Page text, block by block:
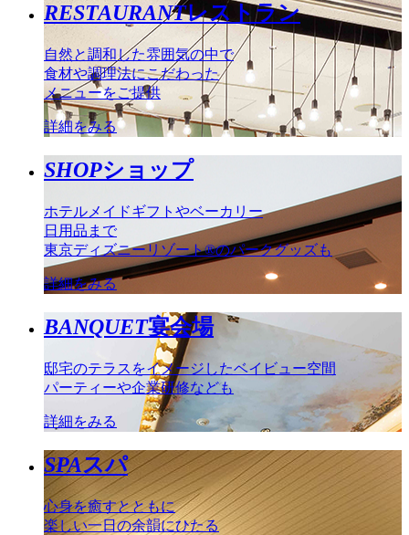
RESTAURANTレストラン
自然と調和した雰囲気の中で
食材や調理法にこだわった
メニューをご提供
詳細をみる
SHOPショップ
ホテルメイドギフトやベーカリー
日用品まで
東京ディズニーリゾート®のパークグッズも
詳細をみる
BANQUET宴会場
邸宅のテラスをイメージしたベイビュー空間
パーティーや企業研修なども
詳細をみる
SPAスパ
心身を癒すとともに
楽しい一日の余韻にひたる